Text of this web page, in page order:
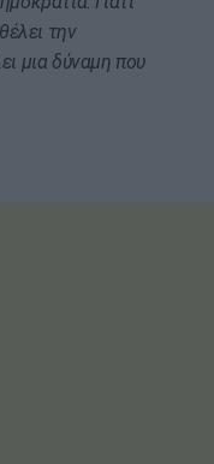
την
μια δύναμη που